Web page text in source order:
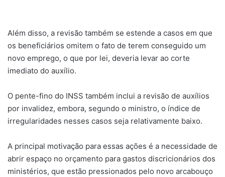
Além disso, a revisão também se estende a casos em que
os beneficiários omitem o fato de terem conseguido um
novo emprego, o que por lei, deveria levar ao corte
imediato do auxílio.
O pente-fino do INSS também inclui a revisão de auxílios
por invalidez, embora, segundo o ministro, o índice de
irregularidades nesses casos seja relativamente baixo.
A principal motivação para essas ações é a necessidade de
abrir espaço no orçamento para gastos discricionários dos
ministérios, que estão pressionados pelo novo arcabouço